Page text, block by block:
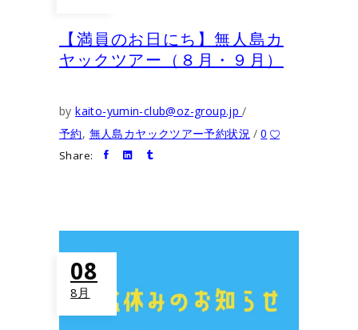
【満員のお日にち】無人島カ
ヤックツアー（８月・９月）
bykaito-yumin-club@oz-group.jp
予約, 無人島カヤックツアー予約状況 0
Share:
08
8月